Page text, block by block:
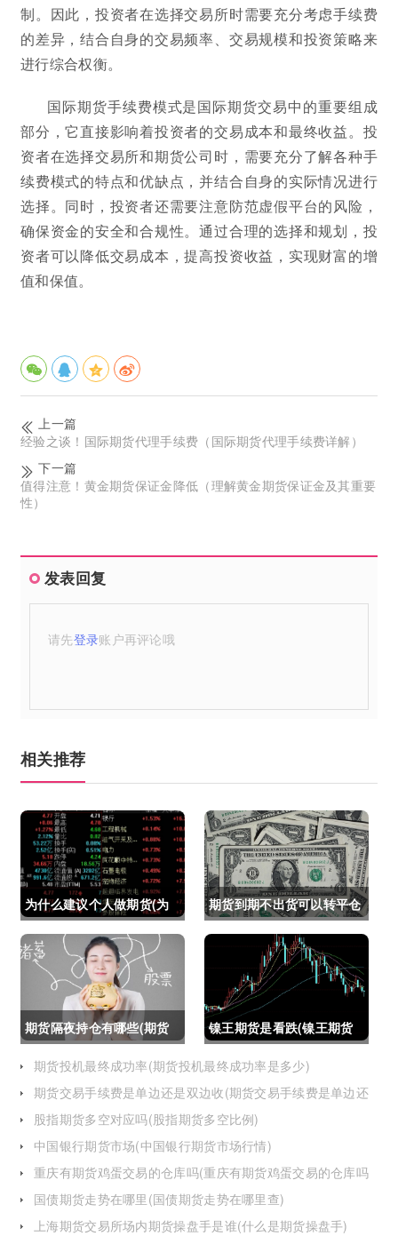
制。因此，投资者在选择交易所时需要充分考虑手续费
的差异，结合自身的交易频率、交易规模和投资策略来
进行综合权衡。
国际期货手续费模式是国际期货交易中的重要组成
部分，它直接影响着投资者的交易成本和最终收益。投
资者在选择交易所和期货公司时，需要充分了解各种手
续费模式的特点和优缺点，并结合自身的实际情况进行
选择。同时，投资者还需要注意防范虚假平台的风险，
确保资金的安全和合规性。通过合理的选择和规划，投
资者可以降低交易成本，提高投资收益，实现财富的增
值和保值。
上一篇
经验之谈！国际期货代理手续费（国际期货代理手续费详解）
下一篇
值得注意！黄金期货保证金降低（理解黄金期货保证金及其重要
性）
发表回复
请先登录账户再评论哦
相关推荐
为什么建议个人做期货(为
什么建议个人做期货交易)
期货到期不出货可以转平仓
吗吗(期货如果到期不平仓
怎么办)
期货隔夜持仓有哪些(期货
隔夜持仓有哪些风险)
镍王期货是看跌(镍王期货
是看跌还是看涨)
期货投机最终成功率(期货投机最终成功率是多少)
期货交易手续费是单边还是双边收(期货交易手续费是单边还
股指期货多空对应吗(股指期货多空比例)
中国银行期货市场(中国银行期货市场行情)
重庆有期货鸡蛋交易的仓库吗(重庆有期货鸡蛋交易的仓库吗
国债期货走势在哪里(国债期货走势在哪里查)
上海期货交易所场内期货操盘手是谁(什么是期货操盘手)